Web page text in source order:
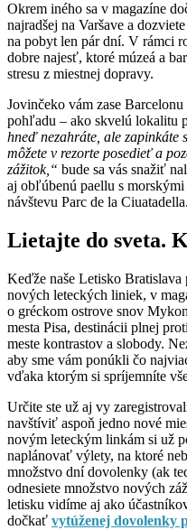
Okrem iného sa v magazíne
najradšej na Varšave a
na pobyt len pár dní. V rámci
dobre najesť, ktoré múzeá a
stresu z miestnej dopravy.
Jovinčeko vám zase
pohľadu – ako skvelú lokalitu
hneď nezahráte, ale zapinkáte
môžete v rezorte posedieť a
zážitok,“ bude sa vás snažiť
aj obľúbenú paellu s
návštevu Parc de la Ciuatadella.
Lietajte do sveta.
Keďže naše Letisko Bratislava
nových leteckých liniek, v
o gréckom ostrove snov
mesta Pisa, destinácii plnej
meste kontrastov a slobody.
aby sme vám ponúkli čo
vďaka ktorým si spríjemníte
Určite ste už aj vy
navštíviť aspoň jedno nové
novým leteckým linkám si už
naplánovať výlety, na ktoré
množstvo dní dovolenky (ak
odnesiete množstvo nových
letisku vidíme aj ako
dočkať vytúženej dovolenky